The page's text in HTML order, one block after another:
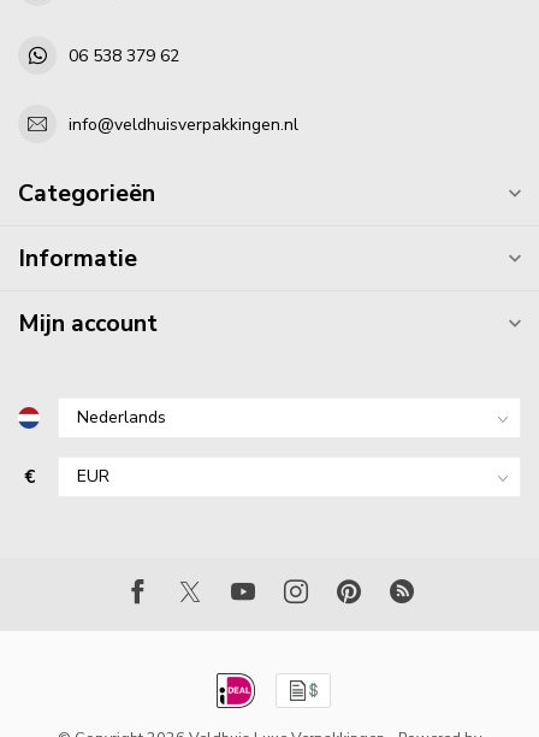
06 538 379 62
info@veldhuisverpakkingen.nl
Categorieën
Informatie
Mijn account
€